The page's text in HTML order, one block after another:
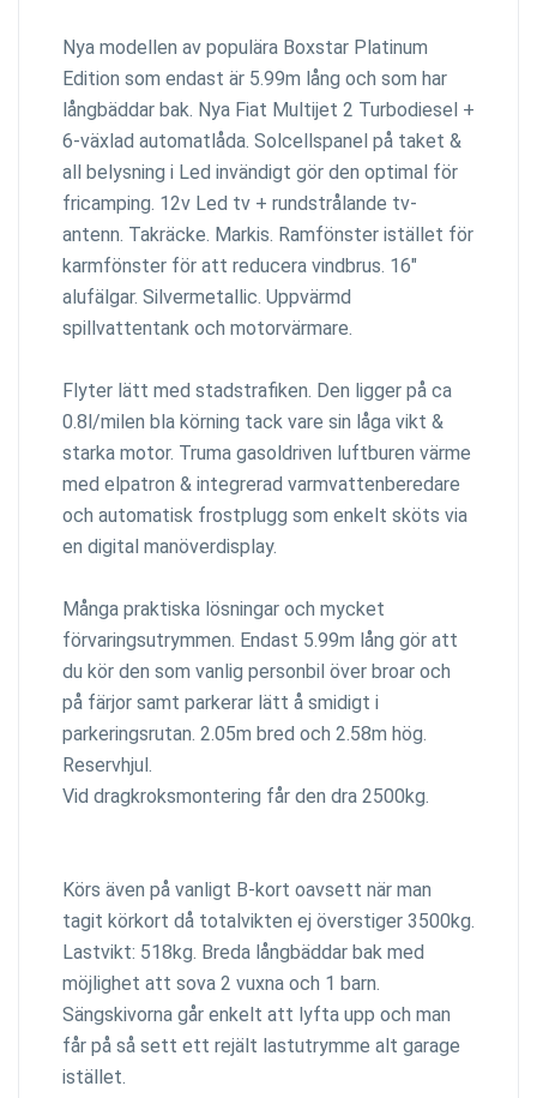
Nya modellen av populära Boxstar Platinum
Edition som endast är 5.99m lång och som har
långbäddar bak. Nya Fiat Multijet 2 Turbodiesel +
6-växlad automatlåda. Solcellspanel på taket &
all belysning i Led invändigt gör den optimal för
fricamping. 12v Led tv + rundstrålande tv-
antenn. Takräcke. Markis. Ramfönster istället för
karmfönster för att reducera vindbrus. 16"
alufälgar. Silvermetallic. Uppvärmd
spillvattentank och motorvärmare.
Flyter lätt med stadstrafiken. Den ligger på ca
0.8l/milen bla körning tack vare sin låga vikt &
starka motor. Truma gasoldriven luftburen värme
med elpatron & integrerad varmvattenberedare
och automatisk frostplugg som enkelt sköts via
en digital manöverdisplay.
Många praktiska lösningar och mycket
förvaringsutrymmen. Endast 5.99m lång gör att
du kör den som vanlig personbil över broar och
på färjor samt parkerar lätt å smidigt i
parkeringsrutan. 2.05m bred och 2.58m hög.
Reservhjul.
Vid dragkroksmontering får den dra 2500kg.
Körs även på vanligt B-kort oavsett när man
tagit körkort då totalvikten ej överstiger 3500kg.
Lastvikt: 518kg. Breda långbäddar bak med
möjlighet att sova 2 vuxna och 1 barn.
Sängskivorna går enkelt att lyfta upp och man
får på så sett ett rejält lastutrymme alt garage
istället.